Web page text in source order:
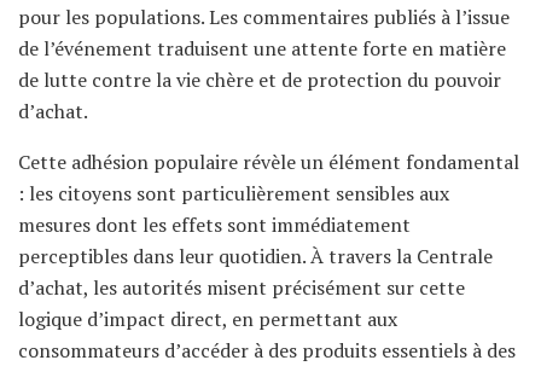
pour les populations. Les commentaires publiés à l’issue
de l’événement traduisent une attente forte en matière
de lutte contre la vie chère et de protection du pouvoir
d’achat.
Cette adhésion populaire révèle un élément fondamental
: les citoyens sont particulièrement sensibles aux
mesures dont les effets sont immédiatement
perceptibles dans leur quotidien. À travers la Centrale
d’achat, les autorités misent précisément sur cette
logique d’impact direct, en permettant aux
consommateurs d’accéder à des produits essentiels à des